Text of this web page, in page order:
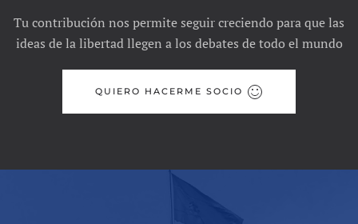
Tu contribución nos permite seguir creciendo para que las
ideas de la libertad llegen a los debates de todo el mundo
QUIERO HACERME SOCIO